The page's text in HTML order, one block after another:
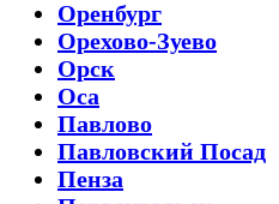
Оренбург
Орехово-Зуево
Орск
Оса
Павлово
Павловский Посад
Пенза